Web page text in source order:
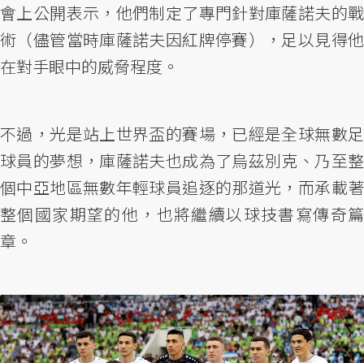
會上公開表示，他們制定了專門針對庫薩諾夫的戰
術（儘管當時庫薩諾夫因紅牌停賽），足以見得他
在對手眼中的威脅程度。
不過，光是站上世界盃的賽場，已經是全球無數足
球員的夢想，庫薩諾夫也成為了烏茲別克、乃至整
個中亞地區無數年輕球員追逐的那道光，而承載著
整個國家期望的他，也將繼續以球技書寫傳奇篇
章。